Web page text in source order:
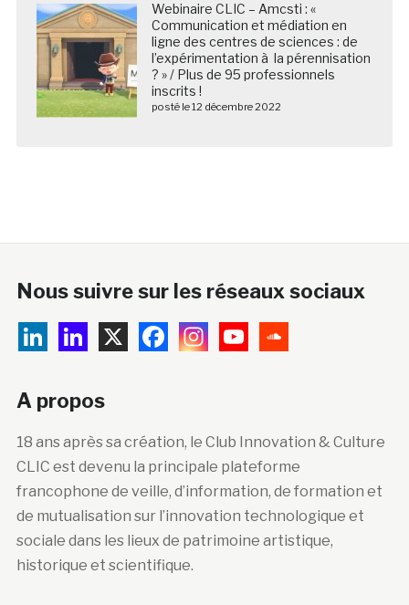
Webinaire CLIC – Amcsti : «
Communication et médiation en
ligne des centres de sciences : de
l’expérimentation à la pérennisation
? » / Plus de 95 professionnels
inscrits !
posté le 12 décembre 2022
Nous suivre sur les réseaux sociaux
A propos
18 ans après sa création, le Club Innovation & Culture
CLIC est devenu la principale plateforme
francophone de veille, d’information, de formation et
de mutualisation sur l’innovation technologique et
sociale dans les lieux de patrimoine artistique,
historique et scientifique.